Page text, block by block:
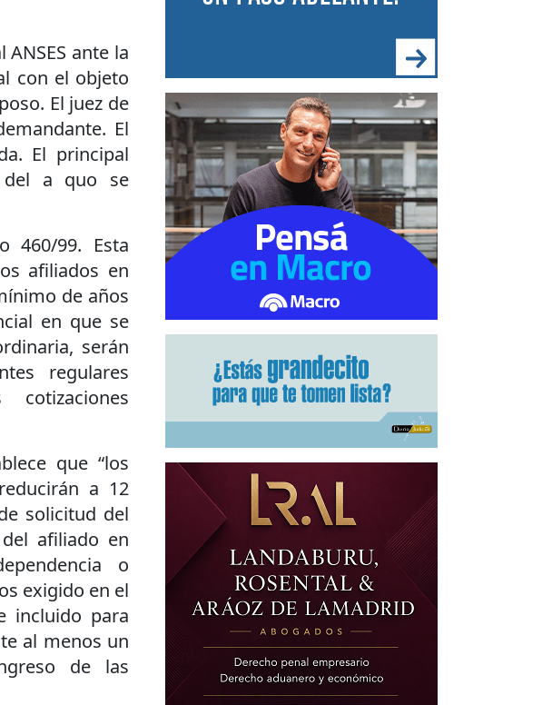
ante la
con el objeto
El juez de
El
El principal
del a quo se
460/99. Esta
afiliados en
de años
en que se
serán
regulares
que “los
a 12
solicitud del
afiliado en
o
exigido en el
incluido para
al menos un
de las